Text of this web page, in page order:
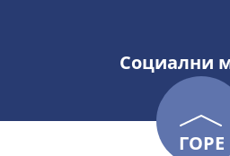
Социални
ГОРЕ